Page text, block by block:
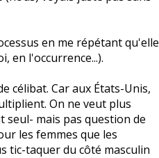
en me répétant qu'elle
en l'occurrence...).
célibat. Car aux États-Unis,
On ne veut plus
mais pas question de
les femmes que les
tic-taquer du côté masculin